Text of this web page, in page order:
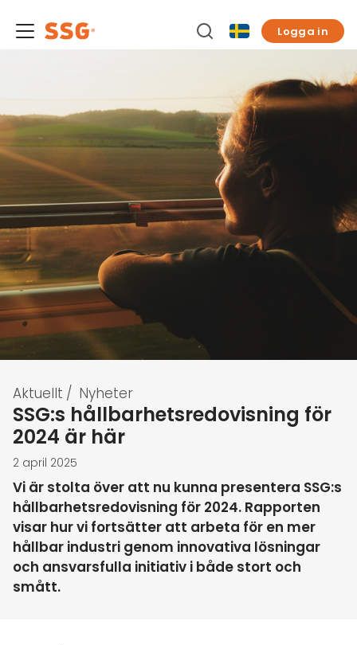
Logga in
Aktuellt / Nyheter
SSG:s hållbarhetsredovisning för
2024 är här
2 april 2025
Vi är stolta över att nu kunna presentera SSG:s
hållbarhetsredovisning för 2024. Rapporten
visar hur vi fortsätter att arbeta för en mer
hållbar industri genom innovativa lösningar
och ansvarsfulla initiativ i både stort och
smått.